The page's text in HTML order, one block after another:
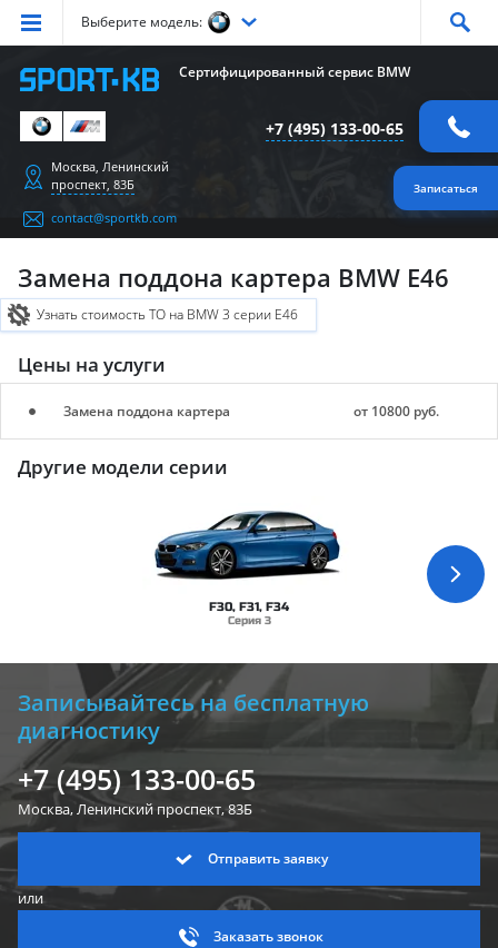
Выберите модель:
Серия Серия Серия
СерияX3
Серия X4 X6 СерияZ4 СерияM
Сертифицированный сервис BMW
+7 (495) 133-00-65
Записаться
Москва, Ленинский
проспект, 83Б
contact@sportkb.com
Замена поддона картера BMW E46
Узнать стоимость ТО на BMW 3 серии E46
Цены на услуги
Замена поддона картера от 10800 руб.
Другие модели серии
F30, F31, F34
Серия 3
Записывайтесь на бесплатную
диагностику
+7 (495) 133-00-65
Москва, Ленинскийпроспект, 83Б
Отправить заявку
или
Заказать звонок